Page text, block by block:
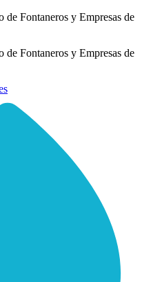
Fontaneros y Empresas de
Fontaneros y Empresas de